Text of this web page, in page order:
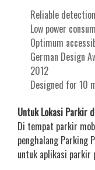
Reliable
Low power
Optimum
German Design
2012
Designed for 10
Untuk Lokasi Parkir
Di tempat parkir
penghalang Parking
untuk aplikasi parkir